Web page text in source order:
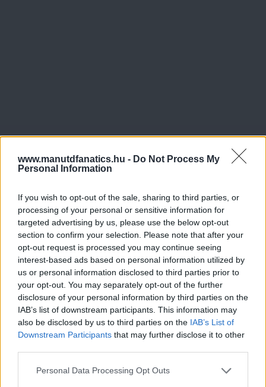
www.manutdfanatics.hu - Do Not Process My
Personal Information
If you wish to opt-out of the sale, sharing to third parties, or
processing of your personal or sensitive information for
targeted advertising by us, please use the below opt-out
section to confirm your selection. Please note that after your
opt-out request is processed you may continue seeing
interest-based ads based on personal information utilized by
us or personal information disclosed to third parties prior to
your opt-out. You may separately opt-out of the further
disclosure of your personal information by third parties on the
IAB’s list of downstream participants. This information may
also be disclosed by us to third parties on the IAB’s List of
Downstream Participants that may further disclose it to other
Please note that this website/app uses one or more Google
Personal Data Processing Opt Outs
Meccs Center